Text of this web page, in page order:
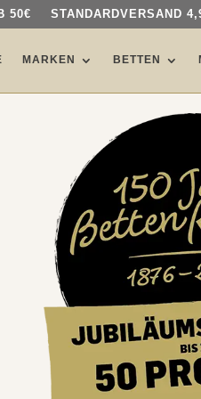
50€ STANDARDVERSAND
MARKEN BETTEN
50€ STANDARDVERSAND
MARKEN BETTEN